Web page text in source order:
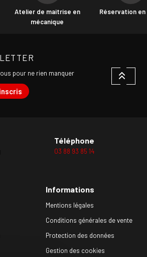
Atelier de maitrise en
mécanique
Réservation en
pour ne rien manquer
Téléphone
03 88 93 85 14
Informations
Mentions légales
Conditions générales de vente
Protection des données
Gestion des cookies